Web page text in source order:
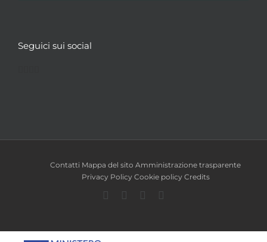
Seguici sui social
Contatti Mappa del sito Amministrazione trasparente
Privacy Policy Cookie policy Credits
Facebook
TwitterYouTube